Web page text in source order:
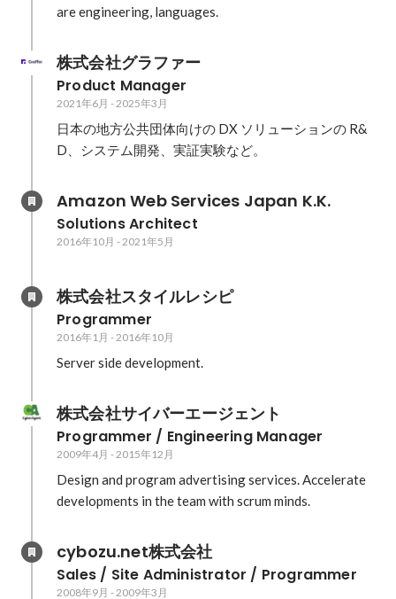
are engineering, languages.
株式会社グラファー
Product Manager
2021年6月 -2025年3月
日本の地方公共団体向けの DX ソリューションの R&
D、システム開発、実証実験など。
Amazon Web Services Japan K.K.
Solutions Architect
2016年10月 -2021年5月
株式会社スタイルレシピ
Programmer
2016年1月 -2016年10月
Server side development.
株式会社サイバーエージェント
Programmer / Engineering Manager
2009年4月 -2015年12月
Design and program advertising services. Accelerate
developments in the team with scrum minds.
cybozu.net株式会社
Sales / Site Administrator / Programmer
2008年9月 -2009年3月